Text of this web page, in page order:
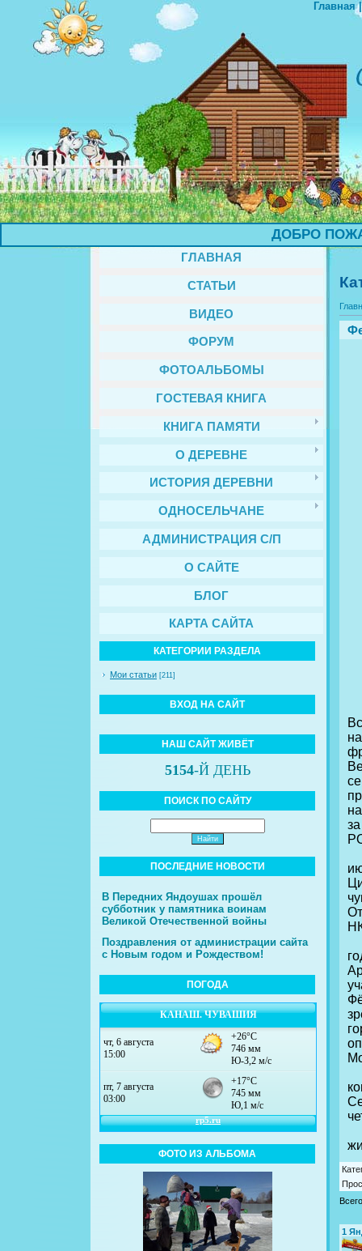
Главная
ДОБРО
ГЛАВНАЯ
СТАТЬИ
ВИДЕО
ФОРУМ
ФОТОАЛЬБОМЫ
ГОСТЕВАЯ КНИГА
КНИГА ПАМЯТИ
О ДЕРЕВНЕ
ИСТОРИЯ ДЕРЕВНИ
ОДНОСЕЛЬЧАНЕ
АДМИНИСТРАЦИЯ С/П
О САЙТЕ
БЛОГ
КАРТА САЙТА
КАТЕГОРИИ РАЗДЕЛА
Мои статьи [211]
ВХОД НА САЙТ
НАШ САЙТ ЖИВЁТ
5154-Й ДЕНЬ
ПОИСК ПО САЙТУ
ПОСЛЕДНИЕ НОВОСТИ
В Передних Яндоушах прошёл
субботник у памятника воинам
Великой Отечественной войны
Поздравления от администрации сайта
с Новым годом и Рождеством!
ПОГОДА
КАНАШ. ЧУВАШИЯ
ФОТО ИЗ АЛЬБОМА
1